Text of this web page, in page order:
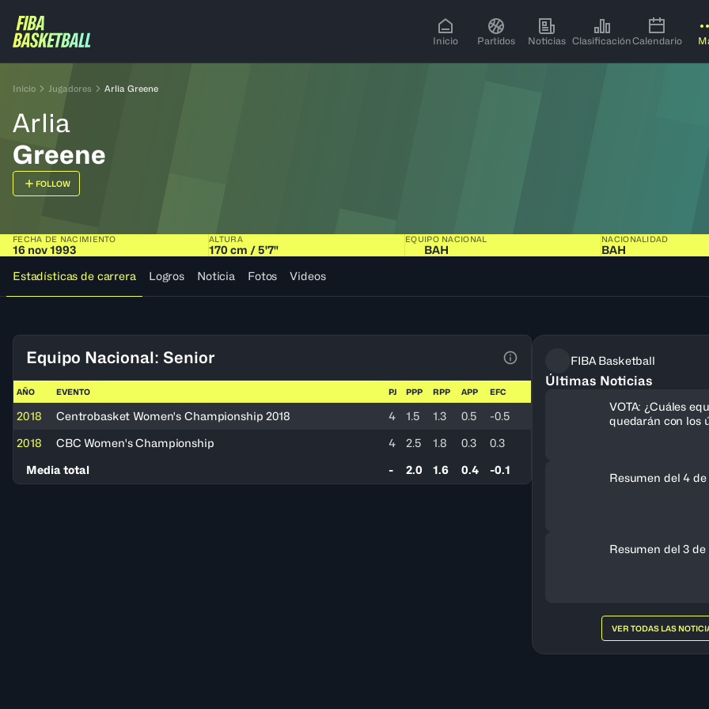
Inicio Partidos Noticias ClasificaciónCalendario
Inicio Jugadores Arlia Greene
Arlia
Greene
FOLLOW
FECHA DE NACIMIENTO
16 nov 1993
ALTURA
170 cm / 5'7"
EQUIPO NACIONAL
BAH
NACIONALIDAD
BAH
Estadísticas de carrera
Logros Noticia Fotos Videos
Equipo Nacional: Senior
Ver la leyenda
AÑO EVENTO PJ PPP RPP APP EFC
2018 Centrobasket Women's Championship 2018 4 1.5 1.3 0.5
-0.5
2018
CBC Women's Championship 4 2.5 1.8 0.3
0.3
Media total
- 2.0 1.6 0.4 -0.1
FIBA Basketball
Últimas Noticias
VOTA: ¿Cuáles
quedarán con los
Resumen del 4 de
Resumen del 3 de
VER TODAS LAS